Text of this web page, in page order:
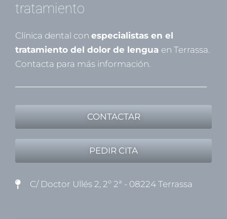
tratamiento
Clínica dental con especialistas en el
tratamiento del dolor de lengua en Terrassa.
Contacta para más información.
CONTACTAR
PEDIR CITA
C/ Doctor Ullés 2, 2º 2ª - 08224 Terrassa